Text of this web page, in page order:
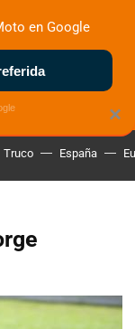
ELÉCTRICAS
Truco España
×
en Google